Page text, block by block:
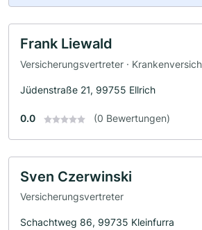
Frank Liewald
Versicherungsvertreter ·
Jüdenstraße 21, 99755 Ellrich
0.0 (0 Bewertungen)
Sven Czerwinski
Versicherungsvertreter
Schachtweg 86, 99735 Kleinfurra